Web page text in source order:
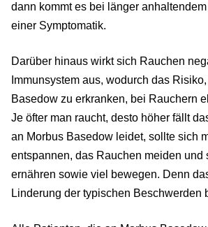
dann kommt es bei länger
einer Symptomatik.
Darüber hinaus wirkt sich Rauchen
Immunsystem aus, wodurch das
Basedow zu erkranken, bei Rauchern
Je öfter man raucht, desto höher fällt
an Morbus Basedow leidet, sollte sich
entspannen, das Rauchen meiden und
ernähren sowie viel bewegen. Denn
Linderung der typischen Beschwerden